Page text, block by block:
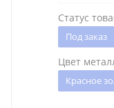
Статус
Под заказ
Цвет
Красное